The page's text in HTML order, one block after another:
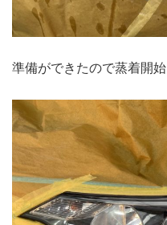
準備ができたので蒸着開始